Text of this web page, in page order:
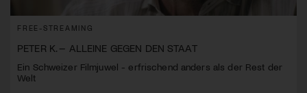
FREE-STREAMING
PETER K. – ALLEINE GEGEN DEN STAAT
Ein Schweizer Filmjuwel - erfrischend anders als der Rest der
Welt